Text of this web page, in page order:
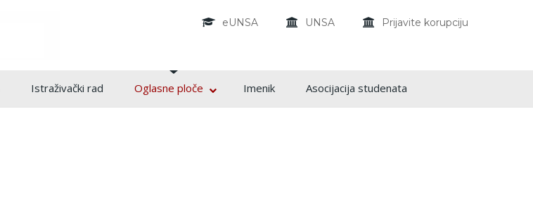
eUNSA UNSA Prijavite korupciju
Istraživački rad Oglasne ploče Imenik Asocijacija studenata